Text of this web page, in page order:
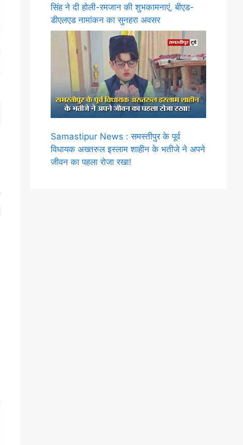
सिंह ने दी होली-रमजान की शुभकामनाएं, बीएड-
डीएलएड नामांकन का सुनहरा अवसर
Samastipur News : समस्तीपुर के पूर्व
विधायक अख्तरुल इस्लाम शाहीन के भतीजे ने अपने
जीवन का पहला रोजा रखा!